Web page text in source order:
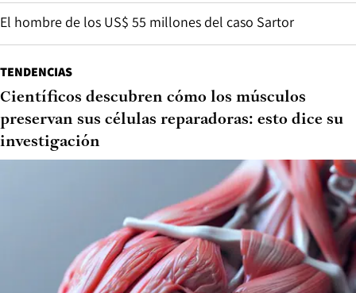
El hombre de los US$ 55 millones del caso Sartor
TENDENCIAS
Científicos descubren cómo los músculos
preservan sus células reparadoras: esto dice su
investigación